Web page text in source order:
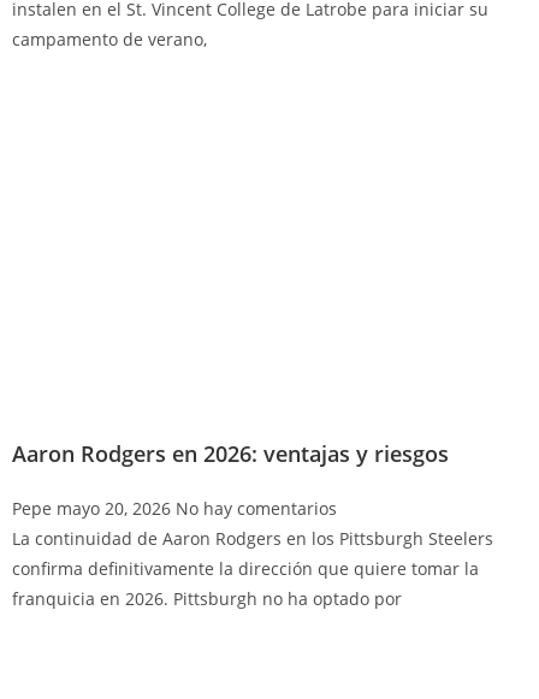
instalen en el St. Vincent College de Latrobe para iniciar su
campamento de verano,
Aaron Rodgers en 2026: ventajas y riesgos
Pepe mayo 20, 2026 No hay comentarios
La continuidad de Aaron Rodgers en los Pittsburgh Steelers
confirma definitivamente la dirección que quiere tomar la
franquicia en 2026. Pittsburgh no ha optado por